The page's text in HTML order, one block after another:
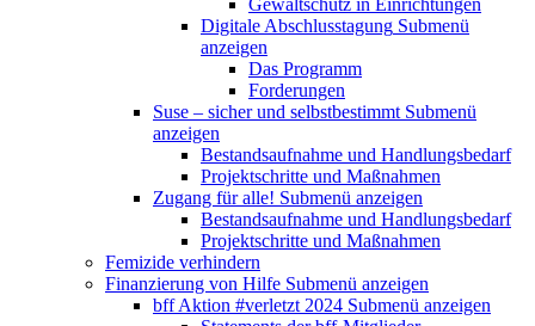
Gewaltschutz in Einrichtungen
Digitale Abschlusstagung Submenü
anzeigen
Das Programm
Forderungen
Suse – sicher und selbstbestimmt Submenü
anzeigen
Bestandsaufnahme und Handlungsbedarf
Projektschritte und Maßnahmen
Zugang für alle! Submenü anzeigen
Bestandsaufnahme und Handlungsbedarf
Projektschritte und Maßnahmen
Femizide verhindern
Finanzierung von Hilfe Submenü anzeigen
bff Aktion #verletzt 2024 Submenü anzeigen